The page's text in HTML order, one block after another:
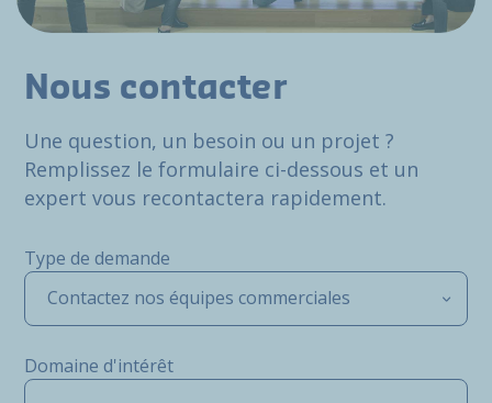
Nous contacter
Une question, un besoin ou un projet ?
Remplissez le formulaire ci-dessous et un
expert vous recontactera rapidement.
Type de demande
Contactez nos équipes commerciales
Domaine d'intérêt